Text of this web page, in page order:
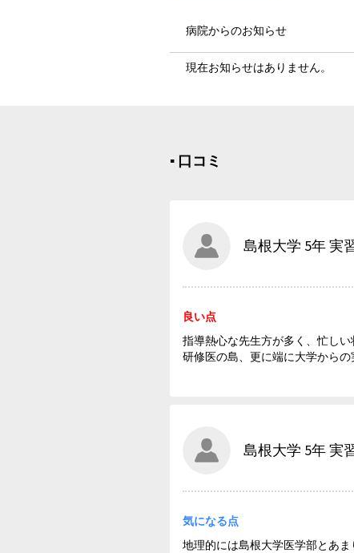
病院からのお知らせ
現在お知らせはありません。
▪︎ 口コミ
島根大学 5年 実
良い点
指導熱心な先生方が多く、忙し
研修医の島、更に端に大学から
島根大学 5年 実
気になる点
地理的には島根大学医学部とあ